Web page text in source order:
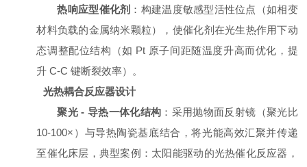
热响应型催化剂 ：构建温度敏感型活性位点（如相变
材料负载的金属纳米颗粒），使催化剂在光生热作用下动
态调整配位结构（如 Pt 原子间距随温度升高而优化，提
升 C-C 键断裂效率）。
光热耦合反应器设计
聚光 - 导热一体化结构 ：采用抛物面反射镜（聚光比
10-100×）与导热陶瓷基底结合，将光能高效汇聚并传递
至催化床层，典型案例：太阳能驱动的光热催化反应器，